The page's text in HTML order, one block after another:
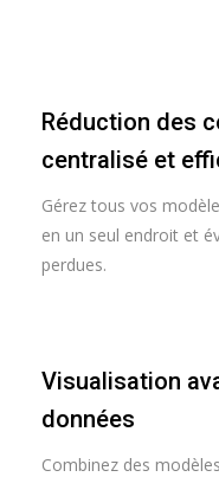
Réduction des
centralisé et
Gérez tous vos
en un seul endroit et
perdues.
Visualisation
données
Combinez des